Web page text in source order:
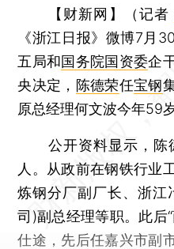
【财新网】（记者
《浙江日报》微博7月
五局和国务院国资委企
央决定， 陈德荣任宝钢
原总经理何文波今年59
公开资料显示，陈
人。从政前在钢铁行业
炼钢分厂副厂长、浙江
司)副总经理等职。此后
仕途，先后任嘉兴市副